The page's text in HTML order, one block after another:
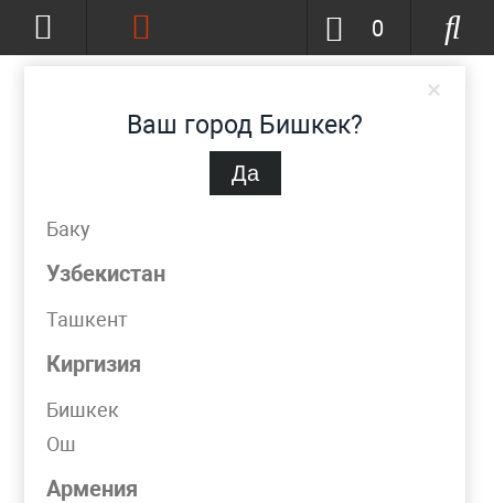
×
Ваш город Бишкек?
Да
Баку
Узбекистан
Ташкент
Киргизия
Бишкек
Ош
Армения
0
КАТАЛОГ